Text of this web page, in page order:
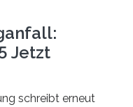
Jetzt
schreibt erneut